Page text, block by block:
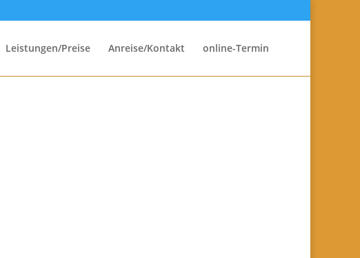
Leistungen/Preise Anreise/Kontakt online-Termin